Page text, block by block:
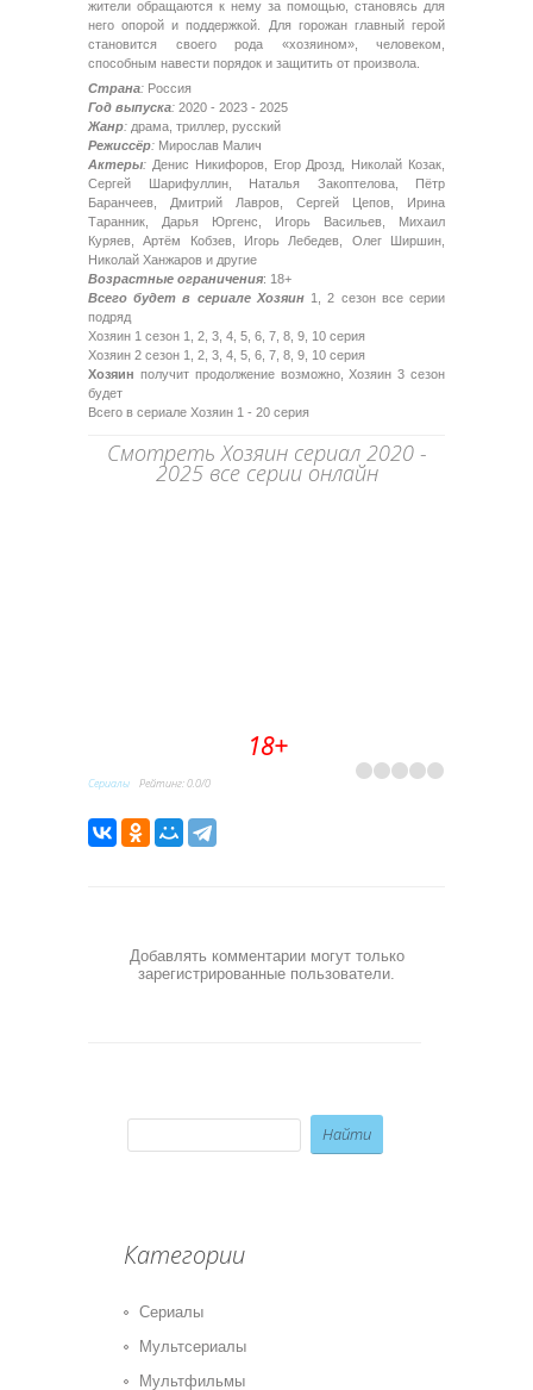
жители обращаются к нему за помощью, становясь для
него опорой и поддержкой. Для горожан главный герой
становится своего рода «хозяином», человеком,
способным навести порядок и защитить от произвола.
Страна: Россия
Год выпуска: 2020 - 2023 - 2025
Жанр: драма, триллер, русский
Режиссёр: Мирослав Малич
Актеры: Денис Никифоров, Егор Дрозд, Николай Козак,
Сергей Шарифуллин, Наталья Закоптелова, Пётр
Баранчеев, Дмитрий Лавров, Сергей Цепов, Ирина
Таранник, Дарья Юргенс, Игорь Васильев, Михаил
Куряев, Артём Кобзев, Игорь Лебедев, Олег Ширшин,
Николай Ханжаров и другие
Возрастные ограничения: 18+
Всего будет в сериале Хозяин1, 2 сезон все серии
подряд
Хозяин 1 сезон 1, 2, 3, 4, 5, 6, 7, 8, 9, 10 серия
Хозяин 2 сезон 1, 2, 3, 4, 5, 6, 7, 8, 9, 10 серия
Хозяин получит продолжение возможно, Хозяин 3 сезон
будет
Всего в сериале Хозяин 1 - 20 серия
Смотреть Хозяин сериал 2020 -
2025 все серии онлайн
18+
Сериалы Рейтинг:0.0/0
Добавлять комментарии могут только
зарегистрированные пользователи.
Категории
Сериалы
Мультсериалы
Мультфильмы